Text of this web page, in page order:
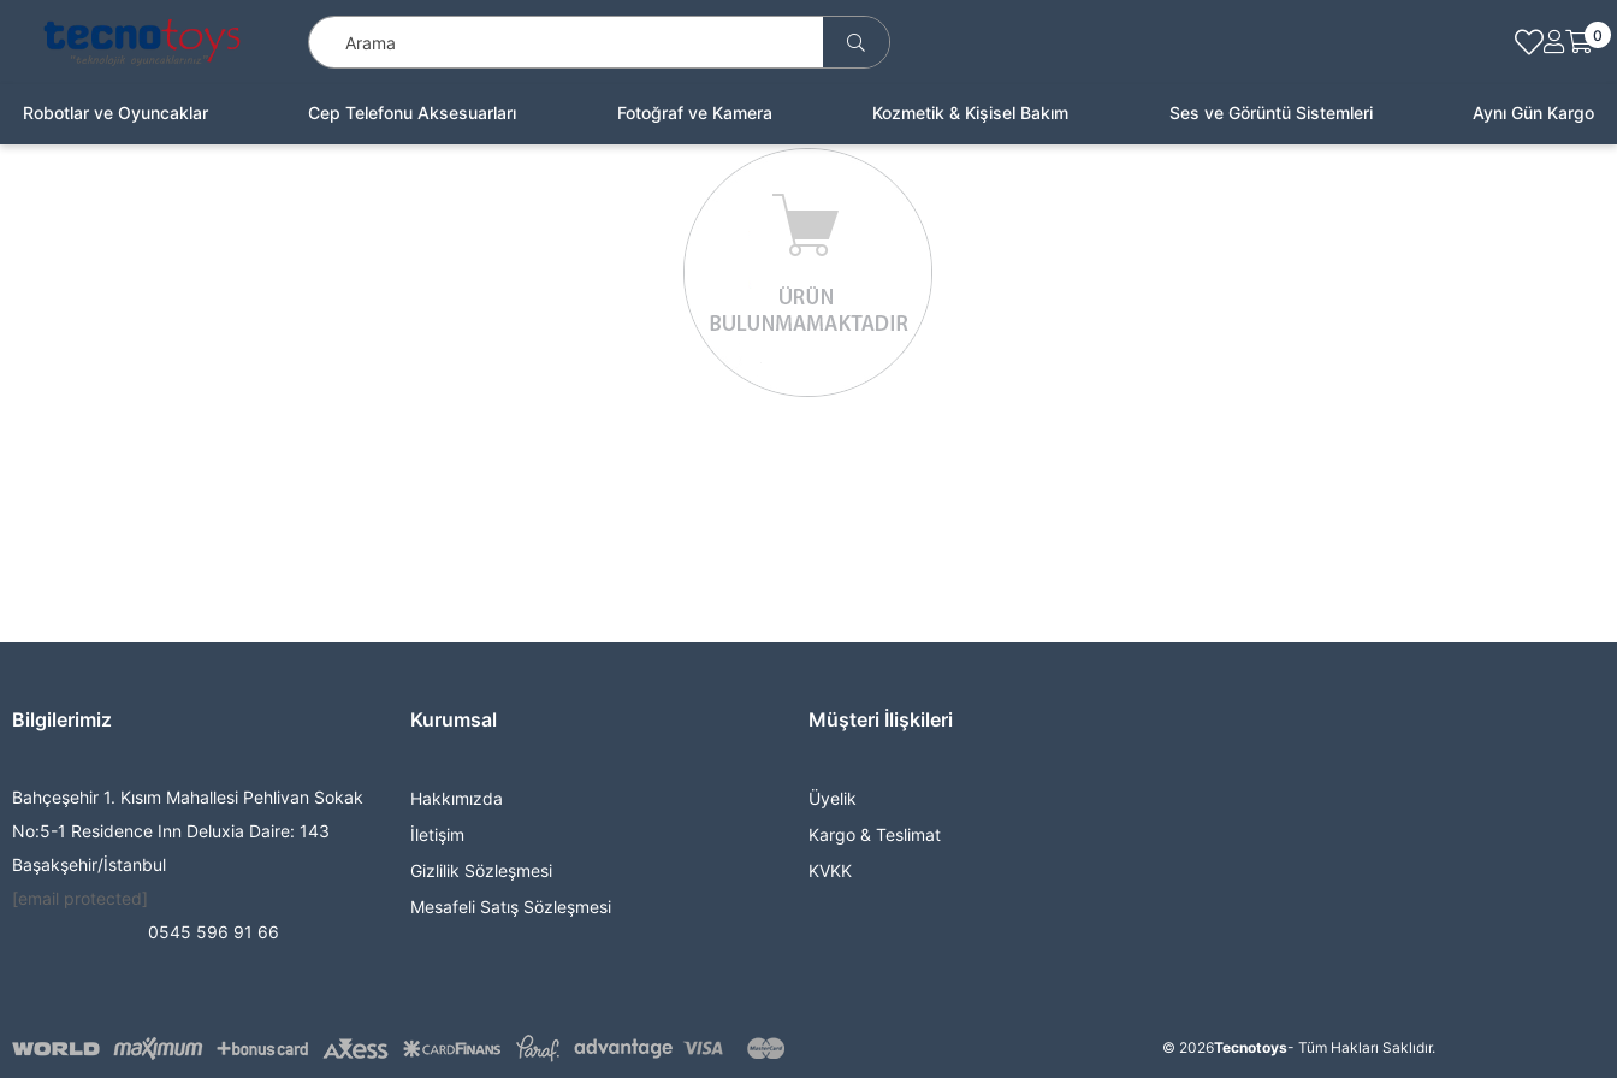
0
Robotlar ve Oyuncaklar Cep Telefonu Aksesuarları Fotoğraf ve Kamera Kozmetik & Kişisel Bakım Ses ve Görüntü Sistemleri Aynı Gün Kargo
Bilgilerimiz
Bahçeşehir 1. Kısım Mahallesi Pehlivan Sokak
No:5-1 Residence Inn Deluxia Daire: 143
Başakşehir/İstanbul
[email protected]
0545 596 91 66
Kurumsal
Hakkımızda
İletişim
Gizlilik Sözleşmesi
Mesafeli Satış Sözleşmesi
Müşteri İlişkileri
Üyelik
Kargo & Teslimat
KVKK
© 2026Tecnotoys- Tüm Hakları Saklıdır.